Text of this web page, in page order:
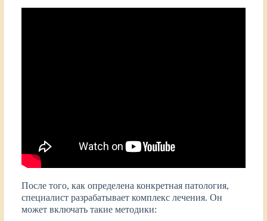
После того, как определена конкретная патология,
специалист разрабатывает комплекс лечения. Он
может включать такие методики: